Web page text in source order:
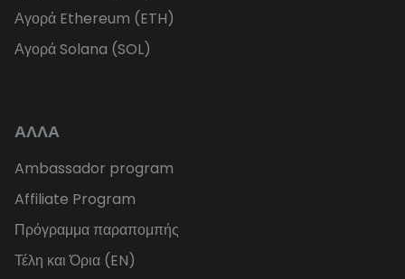
Αγορά Ethereum (ETH)
Αγορά Solana (SOL)
ΑΛΛΑ
Ambassador program
Affiliate Program
Πρόγραμμα παραπομπής
Τέλη και Όρια (EN)